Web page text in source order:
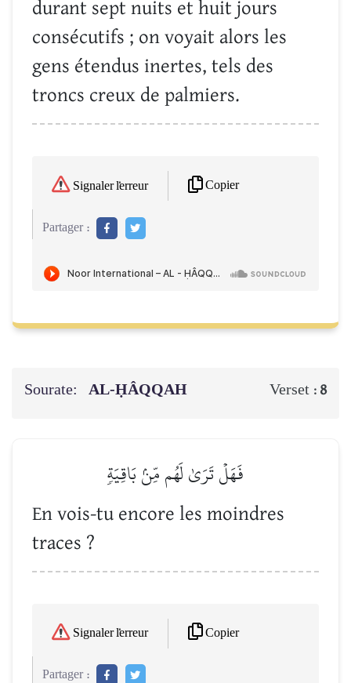
durant sept nuits et huit jours
consécutifs ; on voyait alors les
gens étendus inertes, tels des
troncs creux de palmiers.
Signaler l'erreur Copier
Partager :
Sourate: AL-ḤÂQQAH Verset : 8
فَهَلۡ تَرَىٰ لَهُم مِّنۢ بَاقِيَةٖ
En vois-tu encore les moindres
traces ?
Signaler l'erreur Copier
Partager :